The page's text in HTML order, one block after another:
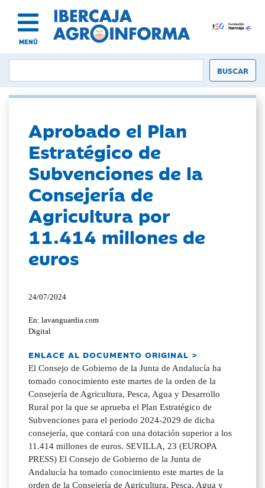
MENÚ
Aprobado el Plan
Estratégico de
Subvenciones de la
Consejería de
Agricultura por
11.414 millones de
euros
24/07/2024
En: lavanguardia.com
Digital
ENLACE AL DOCUMENTO ORIGINAL >
El Consejo de Gobierno de la Junta de Andalucía ha
tomado conocimiento este martes de la orden de la
Consejería de Agricultura, Pesca, Agua y Desarrollo
Rural por la que se aprueba el Plan Estratégico de
Subvenciones para el periodo 2024-2029 de dicha
consejería, que contará con una dotación superior a los
11.414 millones de euros. SEVILLA, 23 (EUROPA
PRESS) El Consejo de Gobierno de la Junta de
Andalucía ha tomado conocimiento este martes de la
orden de la Consejería de Agricultura, Pesca, Agua y